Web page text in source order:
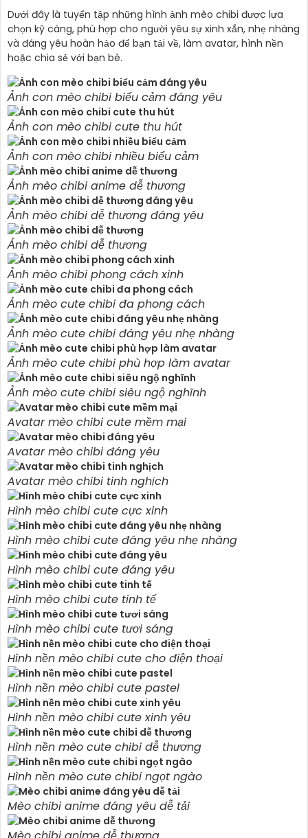
Dưới đây là tuyển tập những hình ảnh mèo chibi được lựa
chọn kỹ càng, phù hợp cho người yêu sự xinh xắn, nhẹ nhàng
và đáng yêu hoàn hảo để bạn tải về, làm avatar, hình nền
hoặc chia sẻ với bạn bè.
Ảnh con mèo chibi biểu cảm đáng yêu
Ảnh con mèo chibi cute thu hút
Ảnh con mèo chibi nhiều biểu cảm
Ảnh mèo chibi anime dễ thương
Ảnh mèo chibi dễ thương đáng yêu
Ảnh mèo chibi dễ thương
Ảnh mèo chibi phong cách xinh
Ảnh mèo cute chibi đa phong cách
Ảnh mèo cute chibi đáng yêu nhẹ nhàng
Ảnh mèo cute chibi phù hợp làm avatar
Ảnh mèo cute chibi siêu ngộ nghĩnh
Avatar mèo chibi cute mềm mại
Avatar mèo chibi đáng yêu
Avatar mèo chibi tinh nghịch
Hình mèo chibi cute cực xinh
Hình mèo chibi cute đáng yêu nhẹ nhàng
Hình mèo chibi cute đáng yêu
Hình mèo chibi cute tinh tế
Hình mèo chibi cute tươi sáng
Hình nền mèo chibi cute cho điện thoại
Hình nền mèo chibi cute pastel
Hình nền mèo chibi cute xinh yêu
Hình nền mèo cute chibi dễ thương
Hình nền mèo cute chibi ngọt ngào
Mèo chibi anime đáng yêu dễ tải